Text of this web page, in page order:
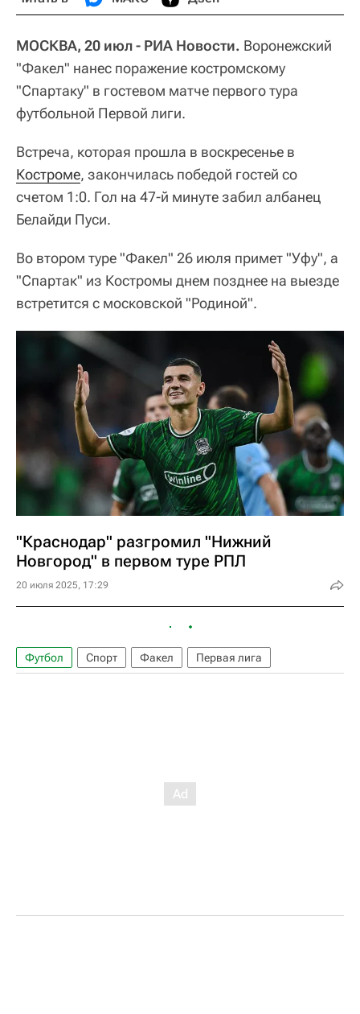
МОСКВА, 20 июл - РИА Новости. Воронежский
"Факел" нанес поражение костромскому
"Спартаку" в гостевом матче первого тура
футбольной Первой лиги.
Встреча, которая прошла в воскресенье в
Костроме, закончилась победой гостей со
счетом 1:0. Гол на 47-й минуте забил албанец
Белайди Пуси.
Во втором туре "Факел" 26 июля примет "Уфу", а
"Спартак" из Костромы днем позднее на выезде
встретится с московской "Родиной".
"Краснодар" разгромил "Нижний
Новгород" в первом туре РПЛ
20 июля 2025, 17:29
Футбол Спорт Факел Первая лига